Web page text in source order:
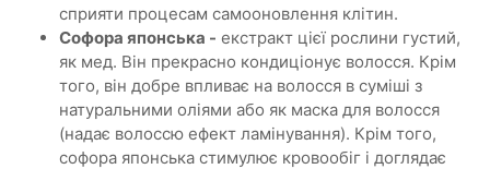
сприяти процесам самооновлення клітин.
Софора японська - екстракт цієї рослини густий,
як мед. Він прекрасно кондиціонує волосся. Крім
того, він добре впливає на волосся в суміші з
натуральними оліями або як маска для волосся
(надає волоссю ефект ламінування). Крім того,
софора японська стимулює кровообіг і доглядає